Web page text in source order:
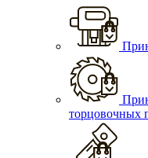
торцовочных